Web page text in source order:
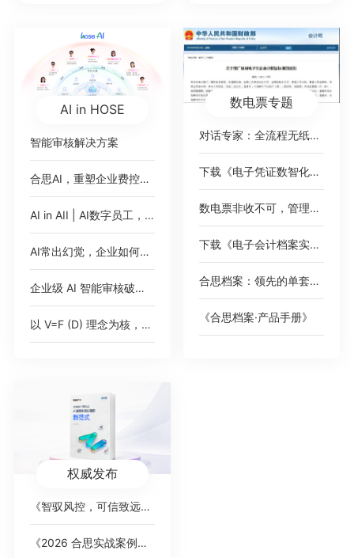
AI in HOSE
智能审核解决方案
合思AI，重塑企业费控范式
AI in AII | AI数字员工，即将加入你的公司
AI常出幻觉，企业如何应对？
企业级 AI 智能审核破解 2000 + 高端女装门店费控痛点，树连锁零售数智化新标杆
以 V=F (D) 理念为核，AI 对话式填单破报销痛点，驱动财务数智化价值跃迁
数电票专题
对话专家：全流程无纸化，破局数电票
下载《电子凭证数智化无需报销绿皮书》
数电票非收不可，管理难题如何绕过？
下载《电子会计档案实践案例集》
合思档案：领先的单套制电子会计档案管理平台
《合思档案·产品手册》
权威发布
《智驭风控，可信致远：AI 重塑财务内控的新范式》白皮书
《2026 合思实战案例集》，覆盖全行业标杆客户